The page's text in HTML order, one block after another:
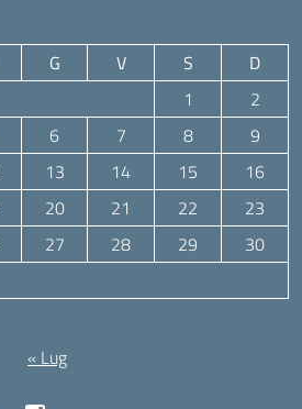
G V S
D
1
2
6 7 8
9
13 14 15
16
20 21 22
23
27 28 29
30
« Lug